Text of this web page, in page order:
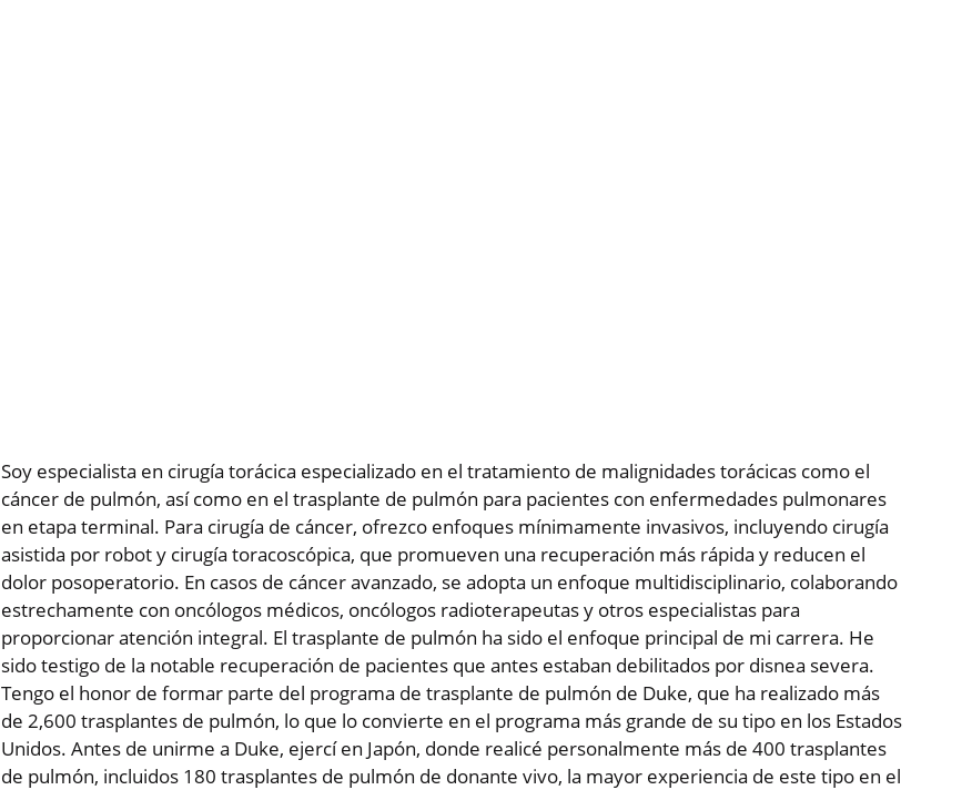
Soy especialista en cirugía torácica especializado en el tratamiento de malignidades torácicas como el
cáncer de pulmón, así como en el trasplante de pulmón para pacientes con enfermedades pulmonares
en etapa terminal. Para cirugía de cáncer, ofrezco enfoques mínimamente invasivos, incluyendo cirugía
asistida por robot y cirugía toracoscópica, que promueven una recuperación más rápida y reducen el
dolor posoperatorio. En casos de cáncer avanzado, se adopta un enfoque multidisciplinario, colaborando
estrechamente con oncólogos médicos, oncólogos radioterapeutas y otros especialistas para
proporcionar atención integral. El trasplante de pulmón ha sido el enfoque principal de mi carrera. He
sido testigo de la notable recuperación de pacientes que antes estaban debilitados por disnea severa.
Tengo el honor de formar parte del programa de trasplante de pulmón de Duke, que ha realizado más
de 2,600 trasplantes de pulmón, lo que lo convierte en el programa más grande de su tipo en los Estados
Unidos. Antes de unirme a Duke, ejercí en Japón, donde realicé personalmente más de 400 trasplantes
de pulmón, incluidos 180 trasplantes de pulmón de donante vivo, la mayor experiencia de este tipo en el